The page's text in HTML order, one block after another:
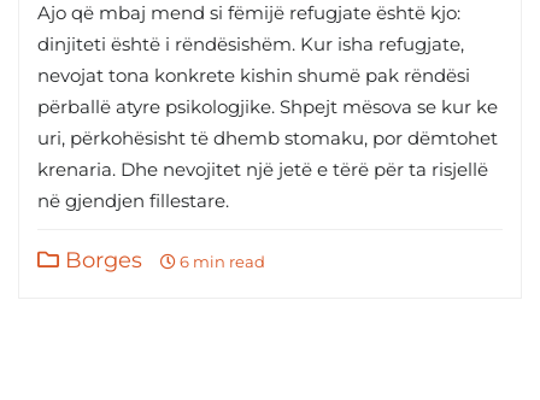
Ajo që mbaj mend si fëmijë refugjate është kjo:
dinjiteti është i rëndësishëm. Kur isha refugjate,
nevojat tona konkrete kishin shumë pak rëndësi
përballë atyre psikologjike. Shpejt mësova se kur ke
uri, përkohësisht të dhemb stomaku, por dëmtohet
krenaria. Dhe nevojitet një jetë e tërë për ta risjellë
në gjendjen fillestare.
Borges 6 min read